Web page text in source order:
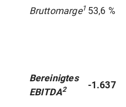
Bruttomarge1 53,6 %
Bereinigtes
EBITDA2 -1.637